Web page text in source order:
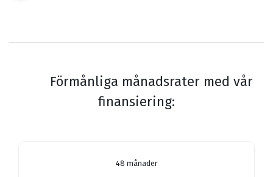
Förmånliga månadsrater med vår
finansiering:
48 månader